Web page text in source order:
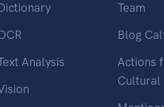
Analysis
Team
Blog
Actions
Cultural